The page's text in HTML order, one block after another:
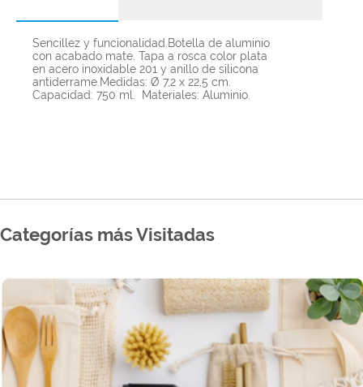
Sencillez y funcionalidad.Botella de aluminio
con acabado mate. Tapa a rosca color plata
en acero inoxidable 201 y anillo de silicona
antiderrame.Medidas: Ø 7,2 x 22,5 cm.
Capacidad: 750 ml. Materiales: Aluminio.
Categorías más Visitadas